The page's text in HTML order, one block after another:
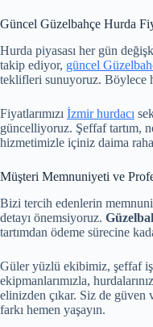
Güncel Güzelbahçe Hurda
Hurda piyasası her gün
takip ediyor, güncel
teklifleri sunuyoruz. Böylece
Fiyatlarımızı İzmir hurdacı
güncelliyoruz. Şeffaf tartım,
hizmetimizle içiniz daima
Müşteri Memnuniyeti ve
Bizi tercih edenlerin
detayı önemsiyoruz.
tartımdan ödeme sürecine
Güler yüzlü ekibimiz, şeffaf
ekipmanlarımızla,
elinizden çıkar. Siz de güven
farkı hemen yaşayın.